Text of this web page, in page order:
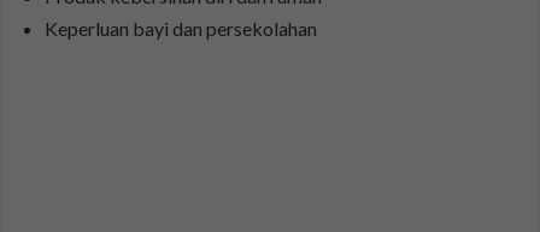
Keperluan bayi dan persekolahan